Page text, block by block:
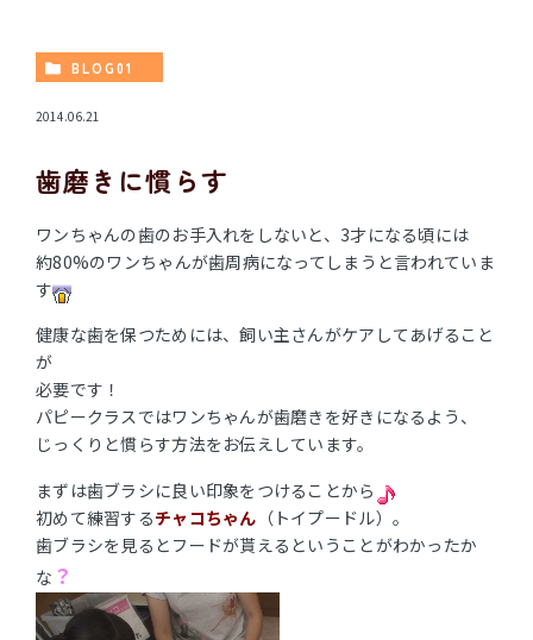
BLOG01
2014.06.21
歯磨きに慣らす
ワンちゃんの歯のお手入れをしないと、3才になる頃には
約80%のワンちゃんが歯周病になってしまうと言われていま
す
健康な歯を保つためには、飼い主さんがケアしてあげること
が
必要です！
パピークラスではワンちゃんが歯磨きを好きになるよう、
じっくりと慣らす方法をお伝えしています。
まずは歯ブラシに良い印象をつけることから
初めて練習するチャコちゃん （トイプードル）。
歯ブラシを見るとフードが貰えるということがわかったか
な ？